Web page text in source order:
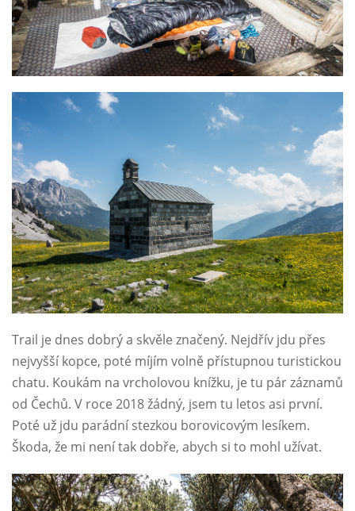
Trail je dnes dobrý a skvěle značený. Nejdřív jdu přes
nejvyšší kopce, poté míjím volně přístupnou turistickou
chatu. Koukám na vrcholovou knížku, je tu pár záznamů
od Čechů. V roce 2018 žádný, jsem tu letos asi první.
Poté už jdu parádní stezkou borovicovým lesíkem.
Škoda, že mi není tak dobře, abych si to mohl užívat.